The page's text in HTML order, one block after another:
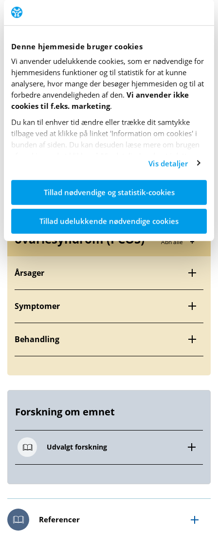
Denne hjemmeside bruger cookies
Vi anvender udelukkende cookies, som er nødvendige for
hjemme­sidens funktioner og til statistik for at kunne
analysere, hvor mange der besøger hjemme­siden og til at
forbedre anvende­lig­heden af den. Vi anvender ikke
cookies til f.eks. marketing.
Du kan til enhver tid ændre eller trække dit samtykke
tilbage ved at klikke på linket 'Information om cookies' i
bunden af siden. Du kan desuden læse mere om brugen
Vis detaljer
Tillad nødvendige og statistik-cookies
Tillad udelukkende nødvendige cookies
Har man både PCOS og type 1-diabetes, er det derfor
ekstra vigtigt at være opmærksom på disse tilstande,
Læs mere omhjerte, blodkar og type 1-diabetes
Undersøgelse for risikofaktorer
Kvinder med PCOS bør hvert tredje år få undersøgt
og kolesterol­tal.
Hvis man allerede har udviklet hjerte-kar-sygdom, skal
Polycystisk
ovariesyndrom (PCOS)
Åbn alle
Årsager
Symptomer
Behandling
Forskning om emnet
Udvalgt forskning
Referencer